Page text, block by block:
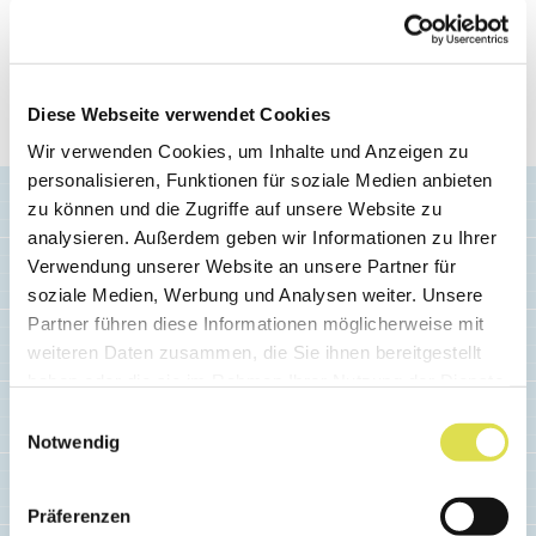
Diese Webseite verwendet Cookies
Wir verwenden Cookies, um Inhalte und Anzeigen zu
personalisieren, Funktionen für soziale Medien anbieten
zu können und die Zugriffe auf unsere Website zu
analysieren. Außerdem geben wir Informationen zu Ihrer
Verwendung unserer Website an unsere Partner für
soziale Medien, Werbung und Analysen weiter. Unsere
Partner führen diese Informationen möglicherweise mit
weiteren Daten zusammen, die Sie ihnen bereitgestellt
Notwendig
Präferenzen
d’emballages joliment imprimés, car ils incitent
les gens à acheter un produit. Ce métier ne
Pour avoir une vue d'ensemble des
apprentissages techniques, le mieux est de te
rendre sur
orientation.ch. Tu peux y cliquer
sur les champs professionnels et les branches
correspondantes et visionner les vidéos sur les
métiers. Mais les jeunes trouveront également
Fascination Technique